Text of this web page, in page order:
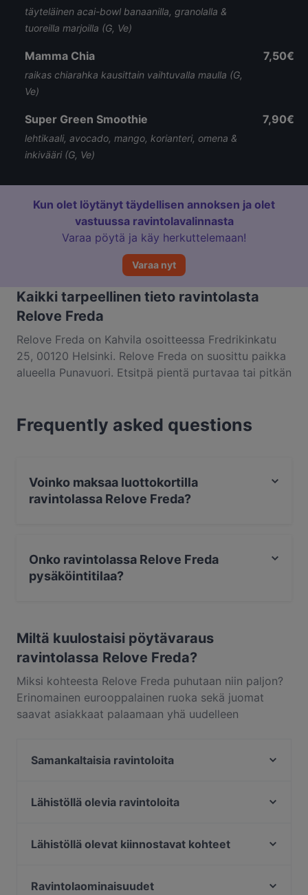
täyteläinen acai-bowl banaanilla, granolalla &
tuoreilla marjoilla (G, Ve)
Mamma Chia
raikas chiarahka kausittain vaihtuvalla maulla (G,
Ve)
7,50€
Super Green Smoothie
lehtikaali, avocado, mango, korianteri, omena &
inkivääri (G, Ve)
7,90€
Kun olet löytänyt täydellisen annoksen ja olet
vastuussa ravintolavalinnasta
Varaa pöytä ja käy herkuttelemaan!
Varaa nyt
Kaikki tarpeellinen tieto ravintolasta
Relove Freda
Relove Freda on Kahvila osoitteessa Fredrikinkatu
25, 00120 Helsinki. Relove Freda on suosittu paikka
alueella Punavuori. Etsitpä pientä purtavaa tai pitkän
eurooppalainen ruoka kaupungissa Helsinki.
Frequently asked questions
Voinko maksaa luottokortilla
ravintolassa Relove Freda?
Onko ravintolassa Relove Freda
pysäköintitilaa?
Miltä kuulostaisi pöytävaraus
ravintolassa Relove Freda?
Miksi kohteesta Relove Freda puhutaan niin paljon?
Erinomainen eurooppalainen ruoka sekä juomat
saavat asiakkaat palaamaan yhä uudelleen
kuten eurooppalainen. Katso, miten Relove Freda
pöytä vaikka heti ja nauti ravintolaelämyksestä.
Samankaltaisia ravintoloita
Akari Izakaya
Bröd Punavuori
Lähistöllä olevia ravintoloita
The Last Drop Bar & Kitchen
Lähistöllä olevat kiinnostavat kohteet
WHS Teatteri Union, Helsinki
Ravintolaominaisuudet